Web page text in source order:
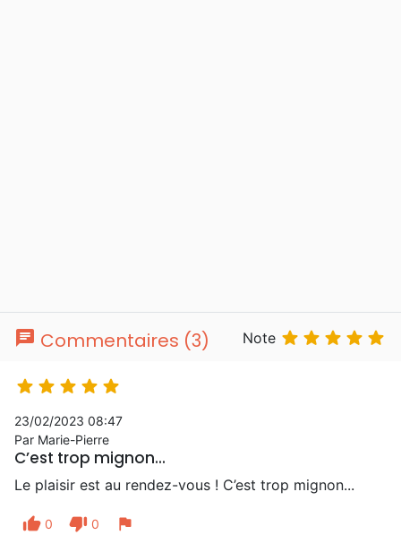
chat Commentaires (3) Note     
    
23/02/2023 08:47
Par Marie-Pierre
C’est trop mignon...
Le plaisir est au rendez-vous ! C’est trop mignon...
thumb_up 0 thumb_down 0 flag